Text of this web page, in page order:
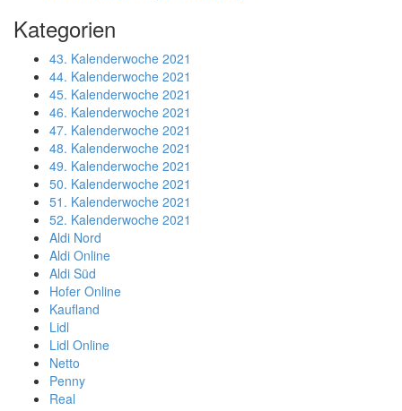
Kategorien
43. Kalenderwoche 2021
44. Kalenderwoche 2021
45. Kalenderwoche 2021
46. Kalenderwoche 2021
47. Kalenderwoche 2021
48. Kalenderwoche 2021
49. Kalenderwoche 2021
50. Kalenderwoche 2021
51. Kalenderwoche 2021
52. Kalenderwoche 2021
Aldi Nord
Aldi Online
Aldi Süd
Hofer Online
Kaufland
Lidl
Lidl Online
Netto
Penny
Real